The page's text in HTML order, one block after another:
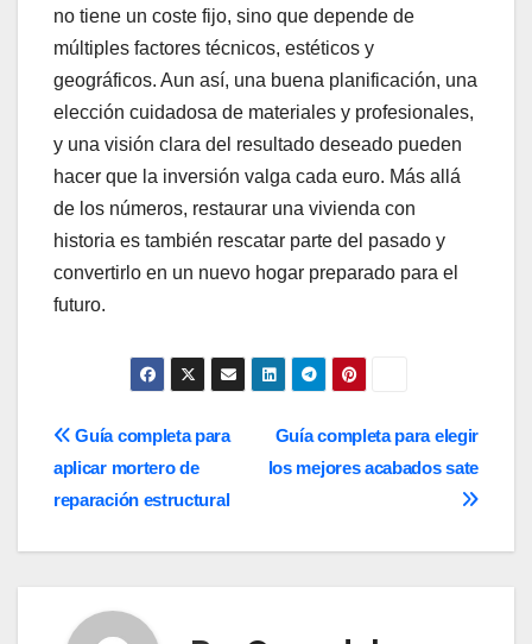
no tiene un coste fijo, sino que depende de
múltiples factores técnicos, estéticos y
geográficos. Aun así, una buena planificación, una
elección cuidadosa de materiales y profesionales,
y una visión clara del resultado deseado pueden
hacer que la inversión valga cada euro. Más allá
de los números, restaurar una vivienda con
historia es también rescatar parte del pasado y
convertirlo en un nuevo hogar preparado para el
futuro.
Navegación
de
entradas
Guía completa para elegir
los mejores acabados sate
Guía completa para
aplicar mortero de
reparación estructural